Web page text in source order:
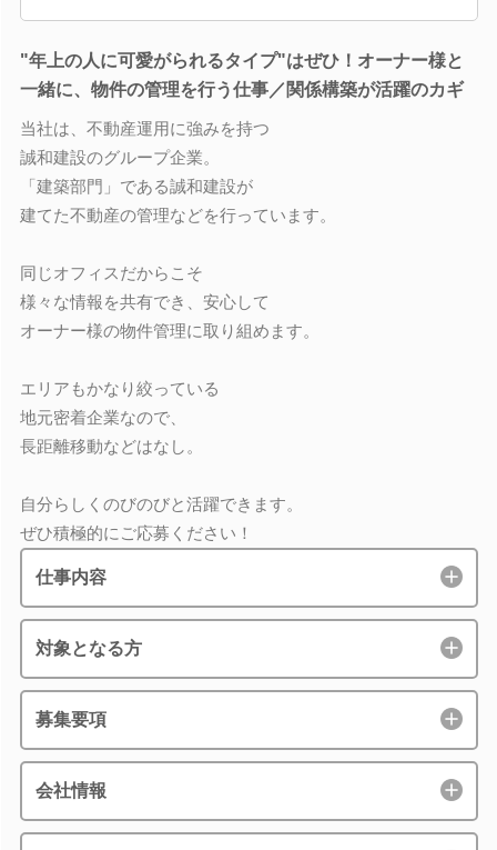
"年上の人に可愛がられるタイプ"はぜひ！オーナー様と
一緒に、物件の管理を行う仕事／関係構築が活躍のカギ
当社は、不動産運用に強みを持つ
誠和建設のグループ企業。
「建築部門」である誠和建設が
建てた不動産の管理などを行っています。
同じオフィスだからこそ
様々な情報を共有でき、安心して
オーナー様の物件管理に取り組めます。
エリアもかなり絞っている
地元密着企業なので、
長距離移動などはなし。
自分らしくのびのびと活躍できます。
ぜひ積極的にご応募ください！
仕事内容
対象となる方
募集要項
会社情報